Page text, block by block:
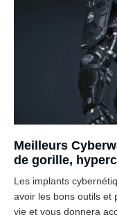
Meilleurs
de gorille,
Les implants
avoir les bons outils et
vie et vous donnera